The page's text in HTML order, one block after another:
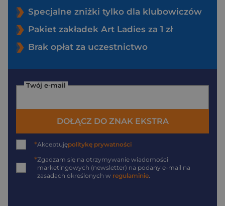
Specjalne zniżki tylko dla klubowiczów
Pakiet zakładek Art Ladies za 1 zł
Brak opłat za uczestnictwo
Twój e-mail
DOŁĄCZ DO ZNAK EKSTRA
*Akceptujępolitykę prywatności
*Zgadzam się na otrzymywanie wiadomości
marketingowych (newsletter) na podany e-mail na
zasadach określonych w regulaminie.